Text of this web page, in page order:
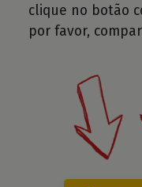
clique no botão
por favor,